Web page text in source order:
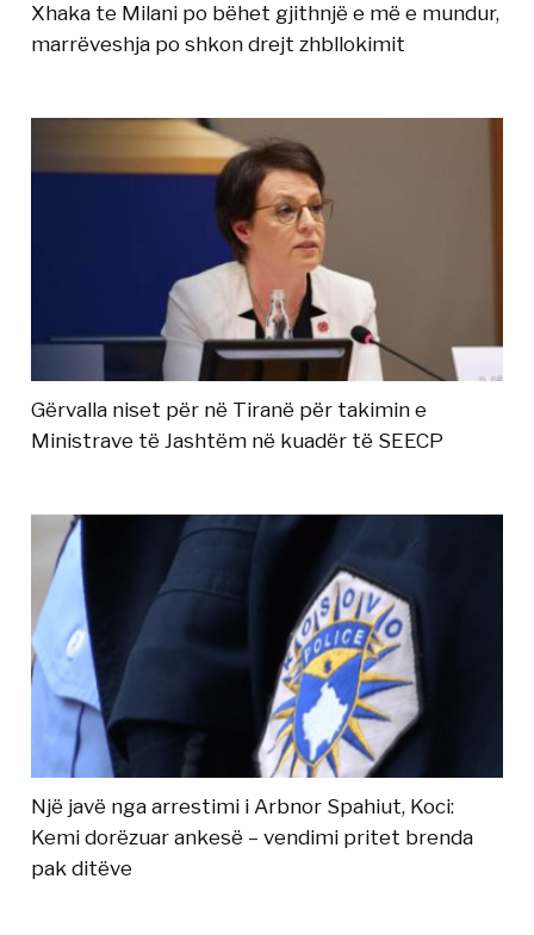
Xhaka te Milani po bëhet gjithnjë e më e mundur,
marrëveshja po shkon drejt zhbllokimit
Gërvalla niset për në Tiranë për takimin e
Ministrave të Jashtëm në kuadër të SEECP
Një javë nga arrestimi i Arbnor Spahiut, Koci:
Kemi dorëzuar ankesë – vendimi pritet brenda
pak ditëve